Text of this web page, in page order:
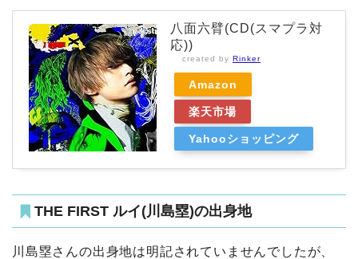
八面六臂(CD(スマプラ対
応))
created by Rinker
Amazon
楽天市場
Yahooショッピング
THE FIRST ルイ(川島塁)の出身地
川島塁さんの出身地は明記されていませんでしたが、